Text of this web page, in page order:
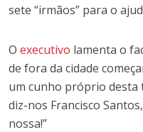
sete “irmãos” para o
Oexecutivo lamenta o
de fora da cidade
um cunho próprio desta
diz-nos Francisco
nossa!”